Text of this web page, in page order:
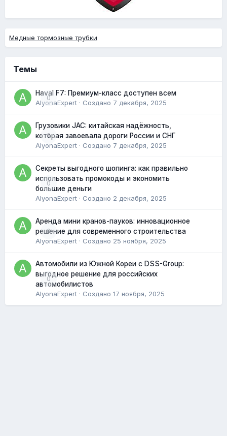
Медные тормозные трубки
Темы
0
Haval F7: Премиум-класс доступен всем
AlyonaExpert · Создано 7 декабря, 2025
0
Грузовики JAC: китайская надёжность,
которая завоевала дороги России и СНГ
AlyonaExpert · Создано 7 декабря, 2025
0
Секреты выгодного шопинга: как правильно
использовать промокоды и экономить
большие деньги
AlyonaExpert · Создано 2 декабря, 2025
0
Аренда мини кранов-пауков: инновационное
решение для современного строительства
AlyonaExpert · Создано 25 ноября, 2025
0
Автомобили из Южной Кореи с DSS-Group:
выгодное решение для российских
автомобилистов
AlyonaExpert · Создано 17 ноября, 2025